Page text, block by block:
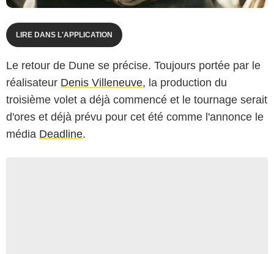
LIRE DANS L'APPLICATION
Le retour de Dune se précise. Toujours portée par le
réalisateur Denis Villeneuve, la production du
troisième volet a déjà commencé et le tournage serait
d'ores et déjà prévu pour cet été comme l'annonce le
média Deadline.